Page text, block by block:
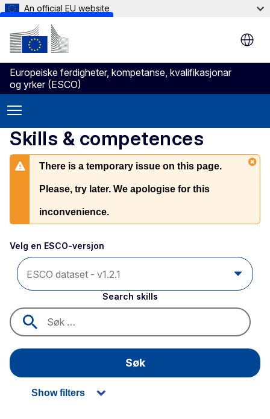
Skip to main content
An official EU website
Europeiske ferdigheter, kompetanse, kvalifikasjonar
og yrker (ESCO)
Skills & competences
There is a temporary issue on this page.
Please, try later. We apologise for this
inconvenience.
Velg en ESCO-versjon
Search skills
Søk
Show filters